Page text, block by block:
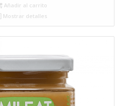
Añadir al carrito
Mostrar detalles